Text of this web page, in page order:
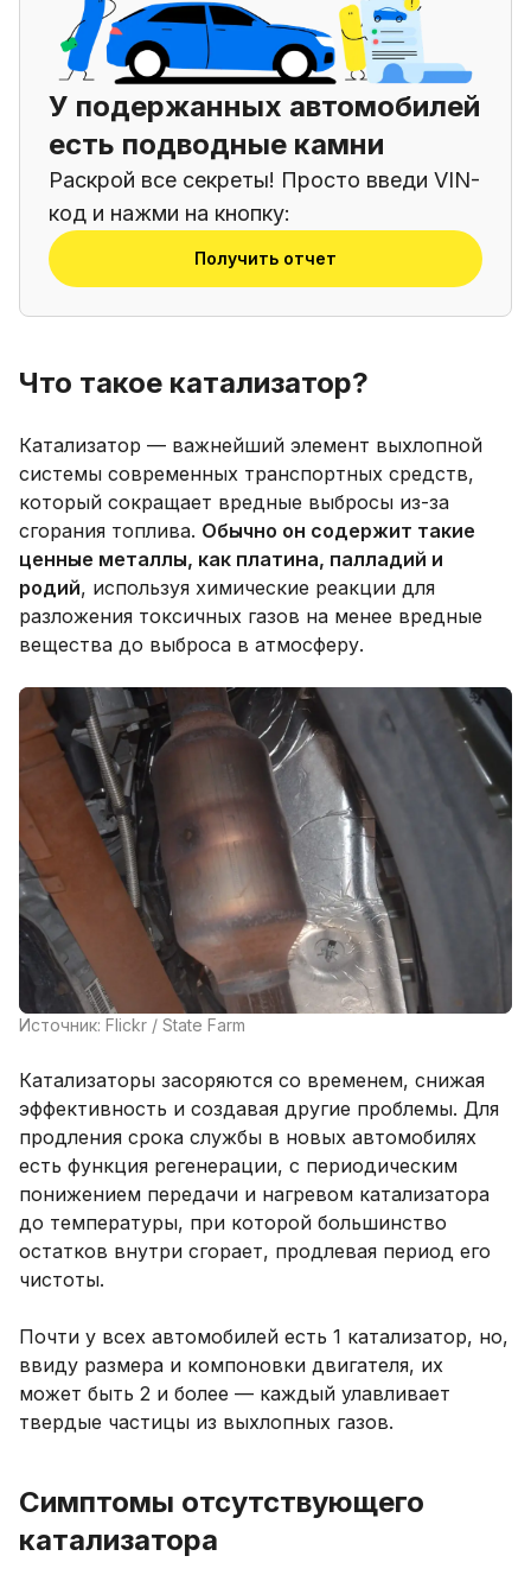
У подержанных автомобилей
есть подводные камни
Раскрой все секреты! Просто введи VIN-
код и нажми на кнопку:
Получить отчет
Что такое катализатор?
Катализатор — важнейший элемент выхлопной
системы современных транспортных средств,
который сокращает вредные выбросы из-за
сгорания топлива. Обычно он содержит такие
ценные металлы, как платина, палладий и
родий, используя химические реакции для
разложения токсичных газов на менее вредные
вещества до выброса в атмосферу.
Источник: Flickr / State Farm
Катализаторы засоряются со временем, снижая
эффективность и создавая другие проблемы. Для
продления срока службы в новых автомобилях
есть функция регенерации, с периодическим
понижением передачи и нагревом катализатора
до температуры, при которой большинство
остатков внутри сгорает, продлевая период его
чистоты.
Почти у всех автомобилей есть 1 катализатор, но,
ввиду размера и компоновки двигателя, их
может быть 2 и более — каждый улавливает
твердые частицы из выхлопных газов.
Симптомы отсутствующего
катализатора